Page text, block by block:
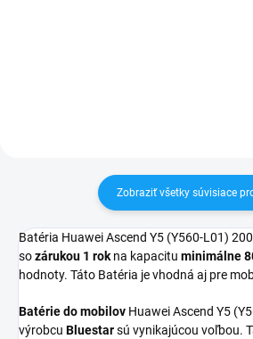
Zobraziť všetky súvisiace
Batéria Huawei Ascend Y5 (Y560-L01)
sozárukou 1 rokna kapacitu minimálne
hodnoty. Táto Batéria je vhodná aj pre
Batérie do mobilov Huawei Ascend Y5
výrobcu Bluestarsú vynikajúcou voľbou.